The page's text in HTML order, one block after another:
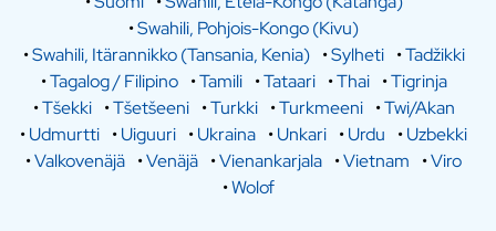
•Swahili, Pohjois-Kongo (Kivu)
•Swahili, Itärannikko (Tansania, Kenia) •Sylheti •Tadžikki
•Tagalog / Filipino •Tamili •Tataari •Thai •Tigrinja
•Tšekki •Tšetšeeni •Turkki •Turkmeeni •Twi/Akan
•Udmurtti •Uiguuri •Ukraina •Unkari •Urdu •Uzbekki
•Valkovenäjä •Venäjä •Vienankarjala •Vietnam •Viro
•Wolof